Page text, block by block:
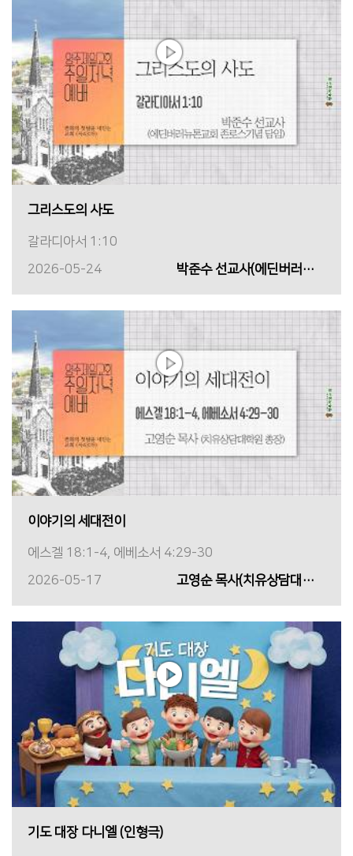
그리스도의 사도
갈라디아서 1:10
2026-05-24
박준수 선교사(에딘버러뉴톤교회 존로스기념 담임)
이야기의 세대전이
에스겔 18:1-4, 에베소서 4:29-30
2026-05-17
고영순 목사(치유상담대학원 총장)
기도 대장 다니엘 (인형극)